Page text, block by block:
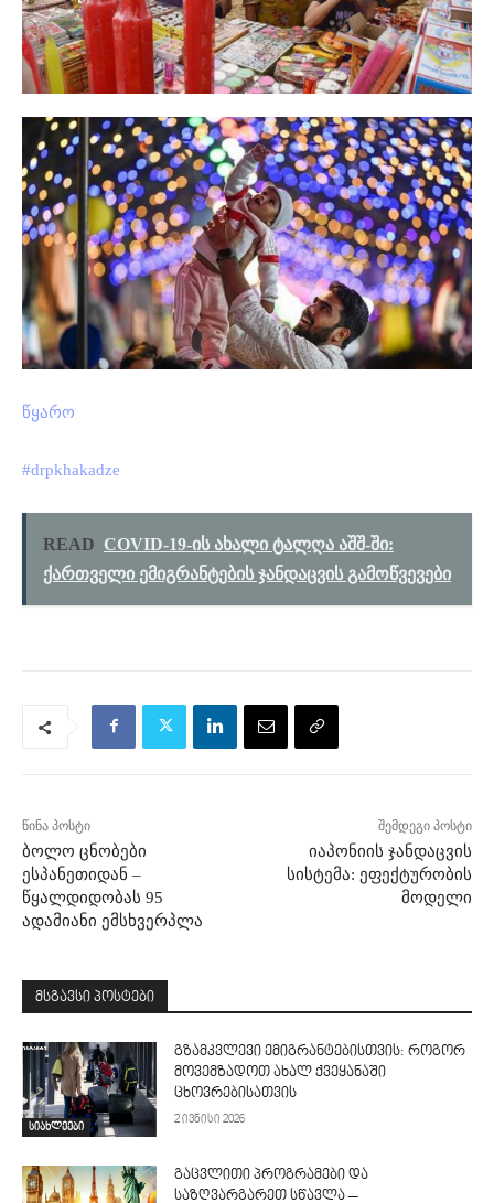
წყარო
#drpkhakadze
READ COVID-19-ის ახალი ტალღა აშშ-ში:
ქართველი ემიგრანტების ჯანდაცვის გამოწვევები
წინა პოსტი
ბოლო ცნობები
ესპანეთიდან –
წყალდიდობას 95
ადამიანი ემსხვერპლა
შემდეგი პოსტი
იაპონიის ჯანდაცვის
სისტემა: ეფექტურობის
მოდელი
მსგავსი პოსტები
სიახლეები
გზამკვლევი ემიგრანტებისთვის: როგორ
მოვემზადოთ ახალ ქვეყანაში
ცხოვრებისათვის
2 ივნისი 2026
გაცვლითი პროგრამები და
საზღვარგარეთ სწავლა –